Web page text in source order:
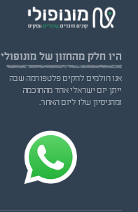
היו חלק מהחזון של מונופולי
אנו חולמים להקים פלטפורמה שבה
ייתן יזם ישראלי אחד מהחוכמה
ומהניסיון שלו ליזם האחר.